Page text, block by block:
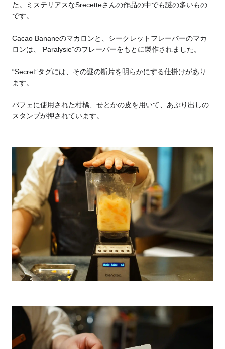
た。
ミステリアスなSrecetteさんの作品の中でも謎の多いもの
です。
Cacao Bananeのマカロンと、シークレットフレーバーのマカ
ロンは、”Paralysie”のフレーバーをもとに製作されました。
“Secret”タグには、その謎の断片を明らかにする仕掛けがあり
ます。
パフェに使用された柑橘、せとかの皮を用いて、あぶり出しの
スタンプが押されています。